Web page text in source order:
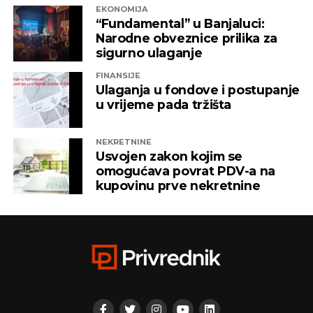
ITSS”, “Sirius 2010”, “Kaldera”, “K-2 Audio” u čijem je
vlasništvu Alternativna televizija, “Una World” u
čijem je vlasništvu bila “Una TV”.
Iz “Infinity-ja” su tada saopštili da će bez posla ostati
oko 800 ljudi, a spas su potražili u registrovanju
novih kompanija i promjenama vlasničke strukture,
pretvarajućći dotatašnje rukovodioce u vlasnike.
„Invictus“ su prije mjesec dana osnovali menadžeri
„Prointera“ i „Siriusa”.
REKLAMA
EKONOMIJA
“Fundamental” u Banjaluci:
Narodne obveznice prilika za
sigurno ulaganje
FINANSIJE
Ulaganja u fondove i postupanje
u vrijeme pada tržišta
NEKRETNINE
Usvojen zakon kojim se
omogućava povrat PDV-a na
kupovinu prve nekretnine